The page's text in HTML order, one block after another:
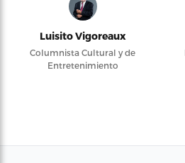
Luisito Vigoreaux
Columnista Cultural y de
Entretenimiento